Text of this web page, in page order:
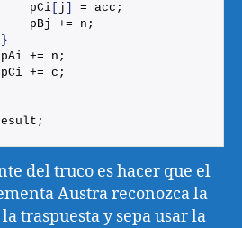
pCi
j
= acc;
pBj += n;
}
+= n;
+= c;
del truco es hacer que el
Austra reconozca la
traspuesta y sepa usar la